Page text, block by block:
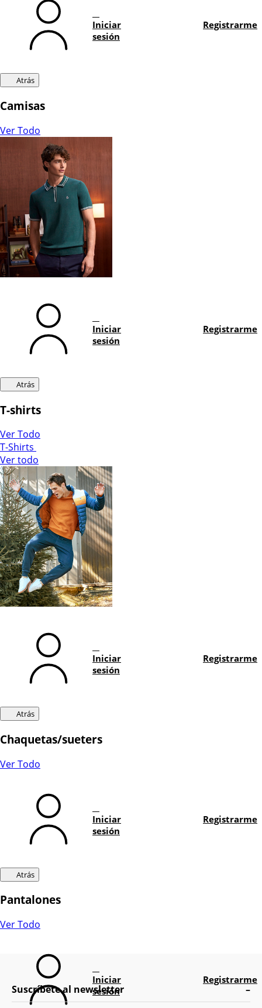
Iniciar
sesión
Registrarme
Atrás
Camisas
Ver Todo
Iniciar
sesión
Registrarme
Atrás
T-shirts
Ver Todo
T-Shirts
Ver todo
Iniciar
sesión
Registrarme
Atrás
Chaquetas/sueters
Ver Todo
Iniciar
sesión
Registrarme
Atrás
Pantalones
Ver Todo
Iniciar
sesión
Registrarme
Suscríbete al newsletter